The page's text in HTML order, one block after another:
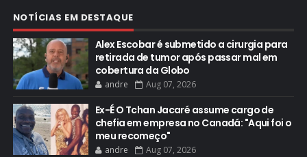
NOTÍCIAS EM DESTAQUE
Alex Escobar é submetido a cirurgia para
retirada de tumor após passar mal em
cobertura da Globo
andre Aug 07, 2026
Ex-É O Tchan Jacaré assume cargo de
chefia em empresa no Canadá: "Aqui foi o
meu recomeço"
andre Aug 07, 2026